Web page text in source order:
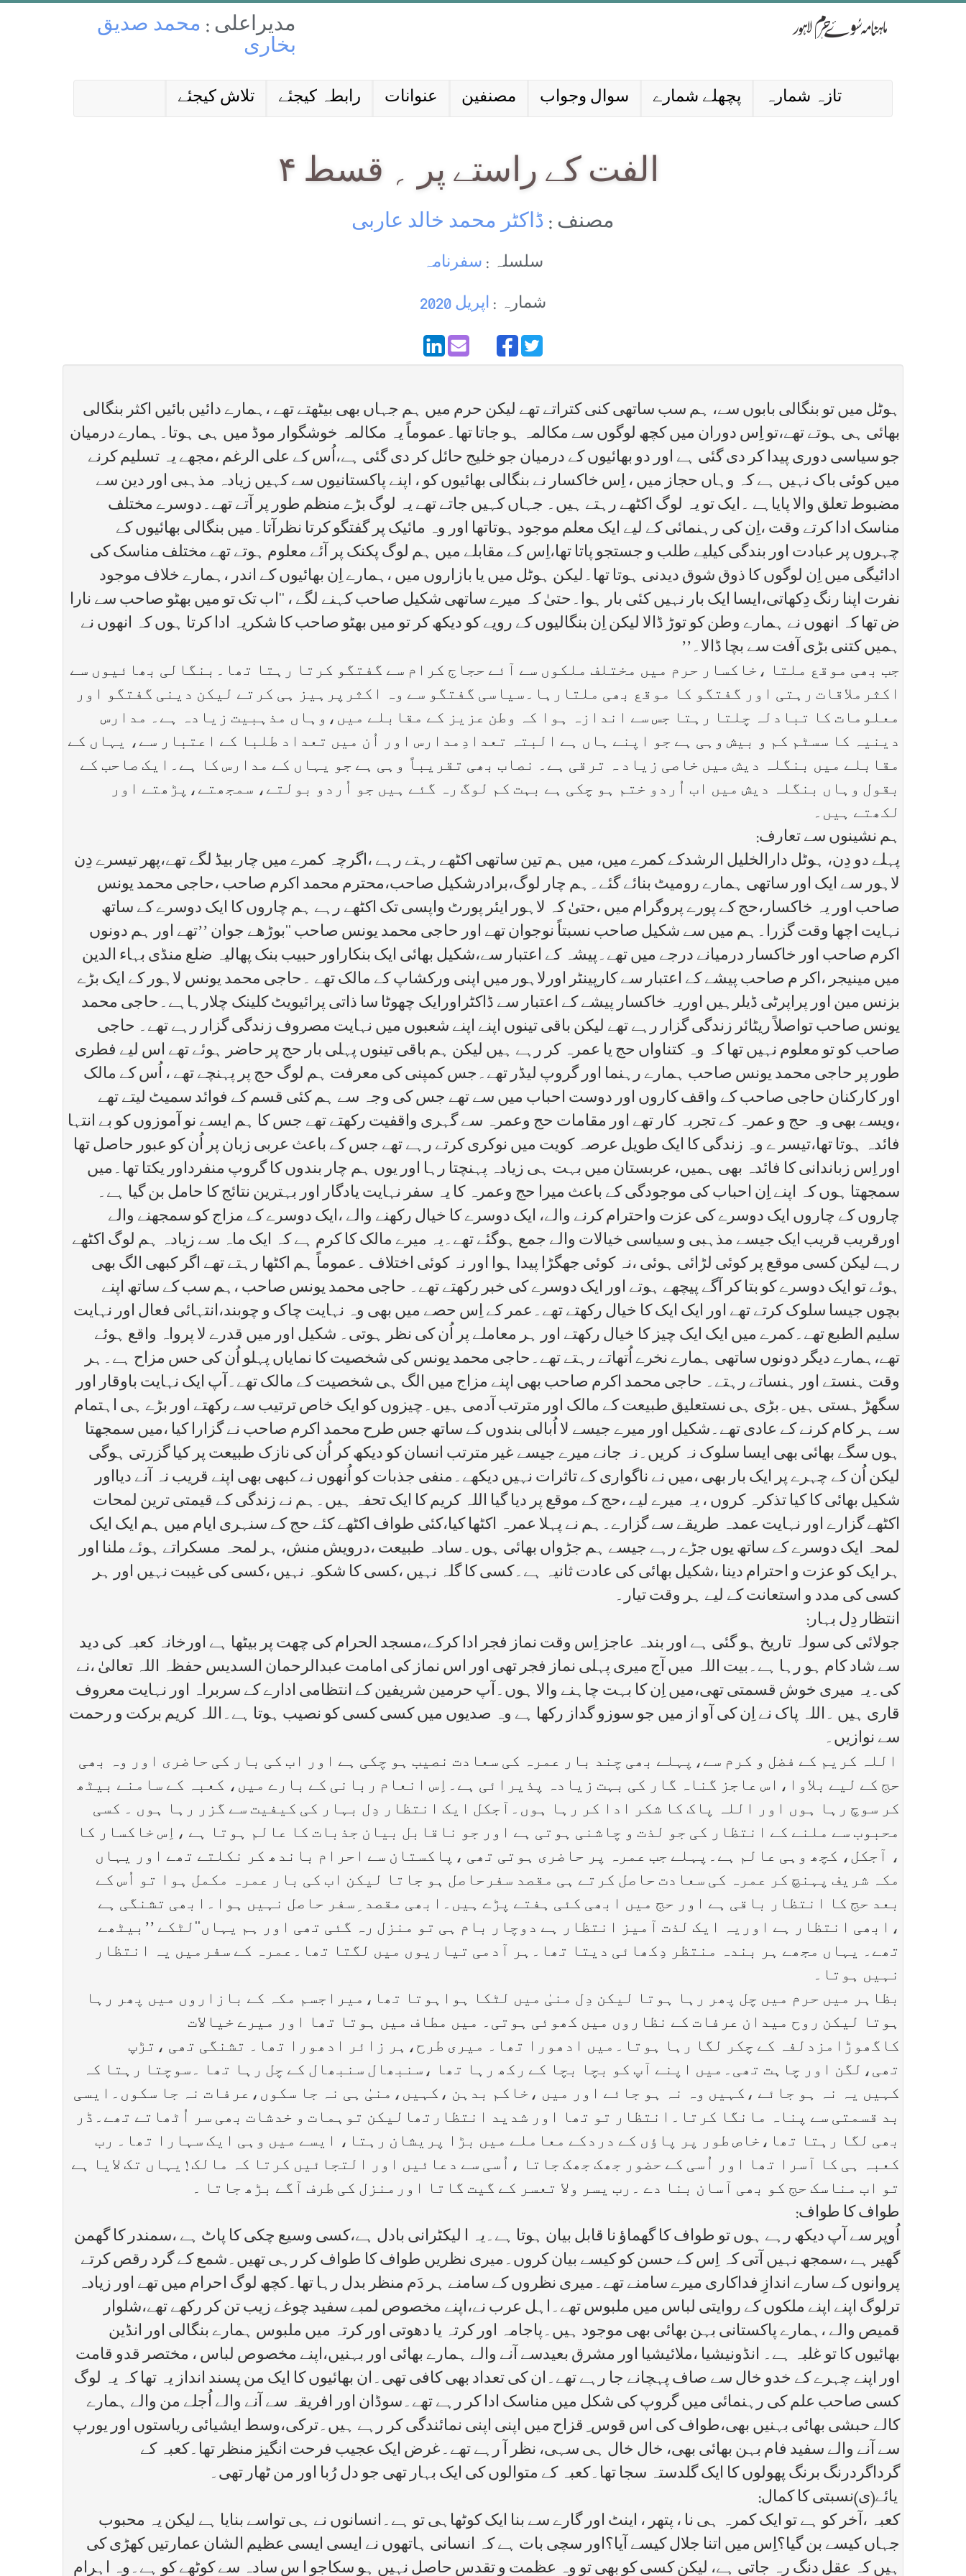
مدیراعلی : محمد صدیق
بخاری
تلاش کیجئے رابطہ کیجئے عنوانات مصنفین سوال وجواب پچھلے شمارے تازہ شمارہ
الفت کے راستے پر ؍ قسط ۴
مصنف : ڈاکٹر محمد خالد عاربی
سلسلہ : سفرنامہ
شمارہ : اپریل 2020
ہوٹل میں تو بنگالی بابوں سے، ہم سب ساتھی کنی کتراتے تھے لیکن حرم میں ہم جہاں بھی بیٹھتے تھے ،ہمارے دائیں بائیں اکثر بنگالی
بھائی ہی ہوتے تھے،تو اِس دوران میں کچھ لوگوں سے مکالمہ ہو جاتا تھا۔عموماً یہ مکالمہ خوشگوار موڈ میں ہی ہوتا۔ہمارے درمیان
جو سیاسی دوری پیدا کر دی گئی ہے اور دو بھائیوں کے درمیان جو خلیج حائل کر دی گئی ہے،اُس کے علی الرغم ،مجھے یہ تسلیم کرنے
میں کوئی باک نہیں ہے کہ وہاں حجاز میں ، اِس خاکسار نے بنگالی بھائیوں کو ، اپنے پاکستانیوں سے کہیں زیادہ مذہبی اور دین سے
مضبوط تعلق والا پایاہے ۔ایک تو یہ لوگ اکٹھے رہتے ہیں۔ جہاں کہیں جاتے تھے یہ لوگ بڑے منظم طور پر آتے تھے۔دوسرے مختلف
مناسک ادا کرتے وقت ،اِن کی رہنمائی کے لیے ایک معلم موجود ہوتاتھا اور وہ مائیک پر گفتگو کرتا نظرآتا۔میں بنگالی بھائیوں کے
چہروں پر عبادت اور بندگی کیلیے طلب و جستجو پاتا تھا،اِس کے مقابلے میں ہم لوگ پکنک پر آئے معلوم ہوتے تھے مختلف مناسک کی
ادائیگی میں اِن لوگوں کا ذوق شوق دیدنی ہوتا تھا۔لیکن ہوٹل میں یا بازاروں میں ،ہمارے اِن بھائیوں کے اندر ،ہمارے خلاف موجود
نفرت اپنا رنگ دِکھاتی،ایسا ایک بار نہیں کئی بار ہوا۔حتیٰ کہ میرے ساتھی شکیل صاحب کہنے لگے ، ‘‘اب تک تو میں بھٹو صاحب سے نارا
ض تھا کہ انھوں نے ہمارے وطن کو توڑ ڈالا لیکن اِن بنگالیوں کے رویے کو دیکھ کر تو میں بھٹو صاحب کا شکریہ ادا کرتا ہوں کہ انھوں نے
ہمیں کتنی بڑی آفت سے بچا ڈالا۔’’
جب بھی موقع ملتا ،خاکسار حرم میں مختلف ملکوں سے آئے حجاج کرام سے گفتگو کرتا رہتا تھا۔بنگالی بھائیوں سے
اکثرملاقات رہتی اور گفتگو کا موقع بھی ملتارہا۔سیاسی گفتگو سے وہ اکثرپرہیز ہی کرتے لیکن دینی گفتگو اور
معلومات کا تبادلہ چلتا رہتا جس سے اندازہ ہوا کہ وطن عزیز کے مقابلے میں،وہاں مذہبیت زیادہ ہے۔ مدارس
دینیہ کا سسٹم کم و بیش وہی ہے جو اپنے ہاں ہے البتہ تعدادِمدارس اور اُن میں تعداد طلبا کے اعتبار سے، یہاں کے
مقابلے میں بنگلہ دیش میں خاصی زیاد ہ ترقی ہے۔ نصاب بھی تقریباً وہی ہے جو یہاں کے مدارس کا ہے۔ایک صاحب کے
بقول وہاں بنگلہ دیش میں اب اُردو ختم ہو چکی ہے بہت کم لوگ رہ گئے ہیں جو اُردو بولتے، سمجھتے،پڑھتے اور
لکھتے ہیں۔
ہم نشینوں سے تعارف:
پہلے دو دِن، ہوٹل دارالخلیل الرشدکے کمرے میں، میں ہم تین ساتھی اکٹھے رہتے رہے ،اگرچہ کمرے میں چار بیڈ لگے تھے،پھر تیسرے دِن
لاہور سے ایک اور ساتھی ہمارے رومیٹ بنائے گئے۔ہم چار لوگ،برادرشکیل صاحب،محترم محمد اکرم صاحب ،حاجی محمد یونس
صاحب اور یہ خاکسار،حج کے پورے پروگرام میں ،حتیٰ کہ لاہور ایئر پورٹ واپسی تک اکٹھے رہے ہم چاروں کا ایک دوسرے کے ساتھ
نہایت اچھا وقت گزرا۔ہم میں سے شکیل صاحب نسبتاً نوجوان تھے اور حاجی محمد یونس صاحب ‘‘بوڑھے جوان ’’تھے اور ہم دونوں
اکرم صاحب اور خاکسار درمیانے درجے میں تھے۔پیشہ کے اعتبار سے،شکیل بھائی ایک بنکاراور حبیب بنک پھالیہ ضلع منڈی بہاء الدین
میں مینیجر ،اکر م صاحب پیشے کے اعتبار سے کارپینٹر اورلاہور میں اپنی ورکشاپ کے مالک تھے ۔حاجی محمد یونس لاہور کے ایک بڑے
بزنس مین اور پراپرٹی ڈیلرہیں اوریہ خاکسار پیشے کے اعتبار سے ڈاکٹراورایک چھوٹا سا ذاتی پرائیویٹ کلینک چلارہاہے۔حاجی محمد
یونس صاحب تواصلاً ریٹائر زندگی گزار رہے تھے لیکن باقی تینوں اپنے اپنے شعبوں میں نہایت مصروف زندگی گزار رہے تھے۔ حاجی
صاحب کو تو معلوم نہیں تھا کہ وہ کتناواں حج یا عمرہ کر رہے ہیں لیکن ہم باقی تینوں پہلی بار حج پر حاضر ہوئے تھے اس لیے فطری
طور پر حاجی محمد یونس صاحب ہمارے رہنما اور گروپ لیڈر تھے۔جس کمپنی کی معرفت ہم لوگ حج پر پہنچے تھے ، اُس کے مالک
اور کارکنان حاجی صاحب کے واقف کاروں اور دوست احباب میں سے تھے جس کی وجہ سے ہم کئی قسم کے فوائد سمیٹ لیتے تھے
،ویسے بھی وہ حج و عمرہ کے تجربہ کار تھے اور مقامات حج وعمرہ سے گہری واقفیت رکھتے تھے جس کا ہم ایسے نو آموزوں کو بے انتہا
فائدہ ہوتا تھا،تیسر ے وہ زندگی کا ایک طویل عرصہ کویت میں نوکری کرتے رہے تھے جس کے باعث عربی زبان پر اُن کو عبور حاصل تھا
اور اِس زباندانی کا فائدہ بھی ہمیں، عربستان میں بہت ہی زیادہ پہنچتا رہا اور یوں ہم چار بندوں کا گروپ منفرداور یکتا تھا۔میں
سمجھتا ہوں کہ اپنے اِن احباب کی موجودگی کے باعث میرا حج وعمرہ کا یہ سفر نہایت یادگار اور بہترین نتائج کا حامل بن گیا ہے۔
چاروں کے چاروں ایک دوسرے کی عزت واحترام کرنے والے، ایک دوسرے کا خیال رکھنے والے ،ایک دوسرے کے مزاج کو سمجھنے والے
اورقریب قریب ایک جیسے مذہبی و سیاسی خیالات والے جمع ہوگئے تھے۔یہ میرے مالک کا کرم ہے کہ ایک ماہ سے زیادہ ہم لوگ اکٹھے
رہے لیکن کسی موقع پر کوئی لڑائی ہوئی ،نہ کوئی جھگڑا پیدا ہوا اور نہ کوئی اختلاف ۔عموماً ہم اکٹھا رہتے تھے اگر کبھی الگ بھی
ہوئے تو ایک دوسرے کو بتا کر آگے پیچھے ہوتے اور ایک دوسرے کی خبر رکھتے تھے۔ حاجی محمد یونس صاحب ،ہم سب کے ساتھ اپنے
بچوں جیسا سلوک کرتے تھے اور ایک ایک کا خیال رکھتے تھے۔عمر کے اِس حصے میں بھی وہ نہایت چاک و چوبند،انتہائی فعال اور نہایت
سلیم الطبع تھے۔کمرے میں ایک ایک چیز کا خیال رکھتے اور ہر معاملے پر اُن کی نظر ہوتی۔ شکیل اور میں قدرے لا پرواہ واقع ہوئے
تھے،ہمارے دیگر دونوں ساتھی ہمارے نخرے اُتھاتے رہتے تھے۔حاجی محمد یونس کی شخصیت کا نمایاں پہلو اُن کی حس مزاح ہے۔ہر
وقت ہنستے اور ہنساتے رہتے۔ حاجی محمد اکرم صاحب بھی اپنے مزاج میں الگ ہی شخصیت کے مالک تھے۔آپ ایک نہایت باوقار اور
سگھڑ ہستی ہیں۔بڑی ہی نستعلیق طبیعت کے مالک اور مترتب آدمی ہیں۔چیزوں کو ایک خاص ترتیب سے رکھتے اور بڑے ہی اہتمام
سے ہر کام کرنے کے عادی تھے۔شکیل اور میرے جیسے لا اُبالی بندوں کے ساتھ جس طرح محمد اکرم صاحب نے گزارا کیا ،میں سمجھتا
ہوں سگے بھائی بھی ایسا سلوک نہ کریں۔نہ جانے میرے جیسے غیر مترتب انسان کو دیکھ کر اُن کی نازک طبیعت پر کیا گزرتی ہوگی
لیکن اُن کے چہرے پر ایک بار بھی ،میں نے ناگواری کے تاثرات نہیں دیکھے۔منفی جذبات کو اُنھوں نے کبھی بھی اپنے قریب نہ آنے دیااور
شکیل بھائی کا کیا تذکرہ کروں ، یہ میرے لیے ،حج کے موقع پر دیا گیا اللہ کریم کا ایک تحفہ ہیں۔ہم نے زندگی کے قیمتی ترین لمحات
اکٹھے گزارے اور نہایت عمدہ طریقے سے گزارے۔ہم نے پہلا عمرہ اکٹھا کیا،کئی طواف اکٹھے کئے حج کے سنہری ایام میں ہم ایک ایک
لمحہ ایک دوسرے کے ساتھ یوں جڑے رہے جیسے ہم جڑواں بھائی ہوں۔سادہ طبیعت ،درویش منش، ہر لمحہ مسکراتے ہوئے ملنا اور
ہر ایک کو عزت و احترام دینا ،شکیل بھائی کی عادت ثانیہ ہے۔کسی کا گلہ نہیں ،کسی کا شکوہ نہیں ،کسی کی غیبت نہیں اور ہر
کسی کی مدد و استعانت کے لیے ہر وقت تیار۔
انتظار دِل بہار:
جولائی کی سولہ تاریخ ہو گئی ہے اور بندہ عاجز اِس وقت نماز فجر ادا کرکے،مسجد الحرام کی چھت پر بیٹھا ہے اورخانہ کعبہ کی دید
سے شاد کام ہو رہا ہے۔بیت اللہ میں آج میری پہلی نماز فجر تھی اور اس نماز کی امامت عبدالرحمان السدیس حفظہ اللہ تعالیٰ ،نے
کی۔یہ میری خوش قسمتی تھی،میں اِن کا بہت چاہنے والا ہوں۔آپ حرمین شریفین کے انتظامی ادارے کے سربراہ اور نہایت معروف
قاری ہیں ۔اللہ پاک نے اِن کی آو از میں جو سوزو گداز رکھا ہے وہ صدیوں میں کسی کسی کو نصیب ہوتا ہے۔اللہ کریم برکت و رحمت
سے نوازیں۔
اللہ کریم کے فضل و کرم سے،پہلے بھی چند بار عمرہ کی سعادت نصیب ہو چکی ہے اور اب کی بار کی حاضری اور وہ بھی
حج کے لیے بلاوا،اس عاجز گناہ گار کی بہت زیادہ پذیرائی ہے۔اِس انعام ربانی کے بارے میں، کعبہ کے سامنے بیٹھ
کر سوچ رہا ہوں اور اللہ پاک کا شکر ادا کر رہا ہوں۔آجکل ایک انتظار دِل بہار کی کیفیت سے گزر رہا ہوں ۔ کسی
محبوب سے ملنے کے انتظار کی جو لذت و چاشنی ہوتی ہے اور جو ناقابل بیان جذبات کا عالم ہوتا ہے ،اِس خاکسار کا
، آجکل، کچھ وہی عالم ہے۔پہلے جب عمرہ پر حاضری ہوتی تھی ،پاکستان سے احرام باندھ کر نکلتے تھے اور یہاں
مکہ شریف پہنچ کر عمرہ کی سعادت حاصل کرتے ہی مقصد سفرحاصل ہو جاتا لیکن اب کی بار عمرہ مکمل ہوا تو اُس کے
بعد حج کا انتظار باقی ہے اور حج میں ابھی کئی ہفتے پڑے ہیں۔ابھی مقصد ِسفر حاصل نہیں ہوا۔ابھی تشنگی ہے
،ابھی انتظار ہے اوریہ ایک لذت آمیز انتظار ہے دوچار بام ہی تو منزل رہ گئی تھی اور ہم یہاں‘‘لٹکے ’’بیٹھے
تھے۔ یہاں مجھے ہر بندہ منتظر دِکھائی دیتا تھا۔ہر آدمی تیاریوں میں لگتا تھا۔عمرہ کے سفرمیں یہ انتظار
نہیں ہوتا۔
بظاہر میں حرم میں چل پھر رہا ہوتا لیکن دِل منیٰ میں لٹکا ہواہوتا تھا،میراجسم مکہ کے بازاروں میں پھر رہا
ہوتا لیکن روح میدان عرفات کے نظاروں میں کھوئی ہوتی۔ میں مطاف میں ہوتا تھا اور میرے خیالات
کاگھوڑامزدلفہ کے چکر لگا رہا ہوتا۔میں ادھورا تھا۔ میری طرح،ہر زائر ادھورا تھا۔ تشنگی تھی ،تڑپ
تھی،لگن اور چاہت تھی۔میں اپنے آپ کو بچا بچا کے رکھ رہا تھا ،سنبھال سنبھال کے چل رہا تھا ۔سوچتا رہتا کہ
کہیں یہ نہ ہو جائے ،کہیں وہ نہ ہو جائے اور میں ،خاکم بدہن ،کہیں،منیٰ ہی نہ جا سکوں،عرفات نہ جا سکوں۔ایسی
بد قسمتی سے پناہ مانگا کرتا۔انتظار تو تھا اور شدید انتظارتھالیکن توہمات و خدشات بھی سر اُٹھاتے تھے۔ڈر
بھی لگا رہتا تھا،خاص طور پر پاؤں کے دردکے معاملے میں بڑا پریشان رہتا، ایسے میں وہی ایک سہارا تھا۔ رب
کعبہ ہی کا آسرا تھا اور اُسی کے حضور جھک جھک جاتا ،اُسی سے دعائیں اور التجائیں کرتا کہ مالک ! یہاں تک لایا ہے
تو اب مناسک حج کو بھی آسان بنا دے ۔رب یسر ولا تعسر کے گیت گاتا اورمنزل کی طرف آگے بڑھ جاتا ۔
طواف کا طواف:
اُوپر سے آپ دیکھ رہے ہوں تو طواف کا گھماؤ نا قابل بیان ہوتا ہے۔یہ ا لیکٹرانی بادل ہے،کسی وسیع چکی کا پاٹ ہے ،سمندر کا گھمن
گھیر ہے ،سمجھ نہیں آتی کہ اِس کے حسن کو کیسے بیان کروں۔میری نظریں طواف کا طواف کر رہی تھیں۔شمع کے گرد رقص کرتے
پروانوں کے سارے اندازِ فداکاری میرے سامنے تھے۔میری نظروں کے سامنے ہر دَم منظر بدل رہا تھا۔کچھ لوگ احرام میں تھے اور زیادہ
ترلوگ اپنے اپنے ملکوں کے روایتی لباس میں ملبوس تھے۔اہل عرب نے،اپنے مخصوص لمبے سفید چوغے زیب تن کر رکھے تھے،شلوار
قمیص والے ،ہمارے پاکستانی بہن بھائی بھی موجود ہیں۔پاجامہ اور کرتہ یا دھوتی اور کرتہ میں ملبوس ہمارے بنگالی اور انڈین
بھائیوں کا تو غلبہ ہے۔ انڈونیشیا ،ملائیشیا اور مشرق بعیدسے آنے والے ہمارے بھائی اور بہنیں،اپنے مخصوص لباس ، مختصر قدو قامت
اور اپنے چہرے کے خدو خال سے صاف پہچانے جا رہے تھے۔ان کی تعداد بھی کافی تھی۔ان بھائیوں کا ایک من پسند انداز یہ تھا کہ یہ لوگ
کسی صاحب علم کی رہنمائی میں گروپ کی شکل میں مناسک ادا کر رہے تھے۔سوڈان اور افریقہ سے آنے والے اُجلے من والے ہمارے
کالے حبشی بھائی بہنیں بھی،طواف کی اس قوس ِ قزاح میں اپنی اپنی نمائندگی کر رہے ہیں۔ترکی،وسط ایشیائی ریاستوں اور یورپ
سے آنے والے سفید فام بہن بھائی بھی، خال خال ہی سہی، نظر آ رہے تھے۔غرض ایک عجیب فرحت انگیز منظر تھا۔کعبہ کے
گرداگردرنگ برنگ پھولوں کا ایک گلدستہ سجا تھا۔کعبہ کے متوالوں کی ایک بہار تھی جو دل رُبا اور من ٹھار تھی۔
یائے(ی)نسبتی کا کمال:
کعبہ ،آخر کو ہے تو ایک کمرہ ہی نا ، پتھر ، اینٹ اور گارے سے بنا ایک کوٹھاہی تو ہے۔انسانوں نے ہی تواسے بنایا ہے لیکن یہ محبوب
جہاں کیسے بن گیا؟اِس میں اتنا جلال کیسے آیا؟اور سچی بات ہے کہ انسانی ہاتھوں نے ایسی ایسی عظیم الشان عمارتیں کھڑی کی
ہیں کہ عقل دنگ رہ جاتی ہے، لیکن کسی کو بھی تو وہ عظمت و تقدس حاصل نہیں ہو سکاجو ا س سادہ سے کوٹھے کو ہے۔وہ اہرام